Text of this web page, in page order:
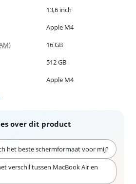
13,6 inch
Apple M4
16 GB
512 GB
Apple M4
over dit product
het beste schermformaat voor mij?
verschil tussen MacBook Air en